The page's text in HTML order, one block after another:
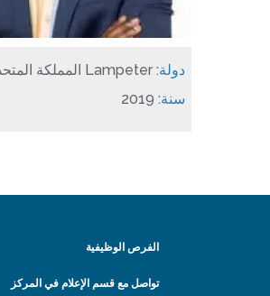
دولة: Lampeter المملكة المتحدة
سنة: 2019
الفرص الوظيفية
تواصل مع قسم الإعلام في المركز